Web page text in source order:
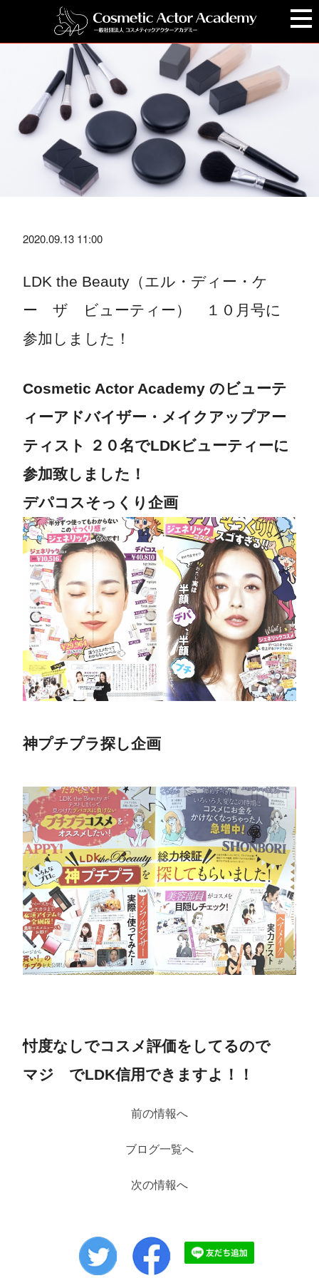
2020.09.13 11:00
LDK the Beauty（エル・ディー・ケ
ー ザ ビューティー） １０月号に
参加しました！
Cosmetic Actor Academy のビューテ
ィーアドバイザー・メイクアップアー
ティスト ２０名でLDKビューティーに
参加致しました！
デパコスそっくり企画
神プチプラ探し企画
忖度なしでコスメ評価をしてるので
マジ でLDK信用できますよ！！
前の情報へ
ブログ一覧へ
次の情報へ